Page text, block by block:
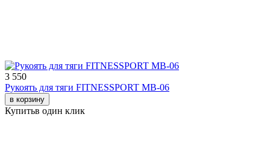
3 550
Рукоять для тяги FITNESSPORT МВ-06
в корзину
Купитьв один клик